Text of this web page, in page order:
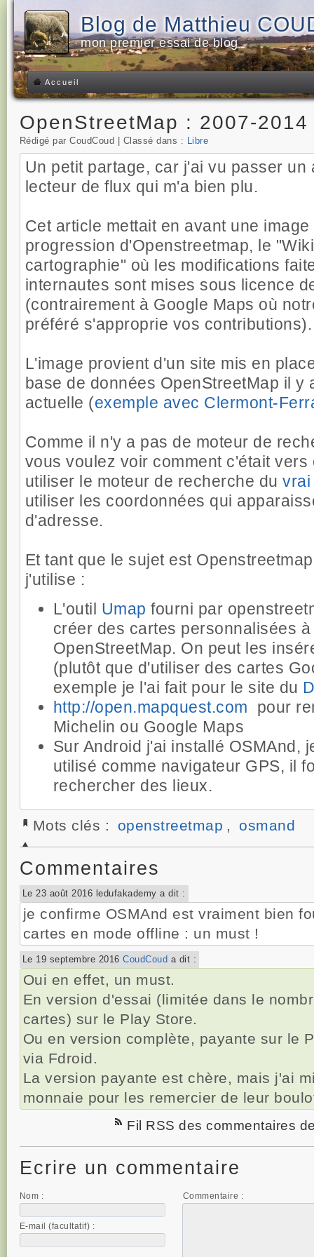
Blog de Matthieu
mon premier essai de blog
Accueil
OpenStreetMap : 2007-2014
Rédigé par CoudCoud | Classé dans : Libre
Un petit partage, car j'ai vu passer un
lecteur de flux qui m'a bien plu.
Cet article mettait en avant une
progression d'Openstreetmap, le
cartographie" où les modifications
internautes sont mises sous licence
(contrairement à Google Maps où
préféré s'approprie vos contributions).
L'image provient d'un site mis en
base de données OpenStreetMap il y
actuelle (exemple avec Clermont-
Comme il n'y a pas de moteur de
vous voulez voir comment c'était vers
utiliser le moteur de recherche du vrai
utiliser les coordonnées qui
d'adresse.
Et tant que le sujet est
j'utilise :
L'outil Umap fourni par
créer des cartes personnalisées
OpenStreetMap. On peut les
(plutôt que d'utiliser des cartes
exemple je l'ai fait pour le site du
http://open.mapquest.com pour
Michelin ou Google Maps
Sur Android j'ai installé OSMAnd,
utilisé comme navigateur GPS, il
rechercher des lieux.
Mots clés : openstreetmap , osmand
Commentaires
Le 23 août 2016 ledufakademy a dit :
je confirme OSMAnd est vraiment bien
cartes en mode offline : un must !
Le 19 septembre 2016 CoudCoud a dit :
Oui en effet, un must.
En version d'essai (limitée dans le
cartes) sur le Play Store.
Ou en version complète, payante sur le
via Fdroid.
La version payante est chère, mais j'ai
monnaie pour les remercier de leur
Fil RSS des commentaires
Ecrire un commentaire
Nom :
E-mail (facultatif) :
Commentaire :